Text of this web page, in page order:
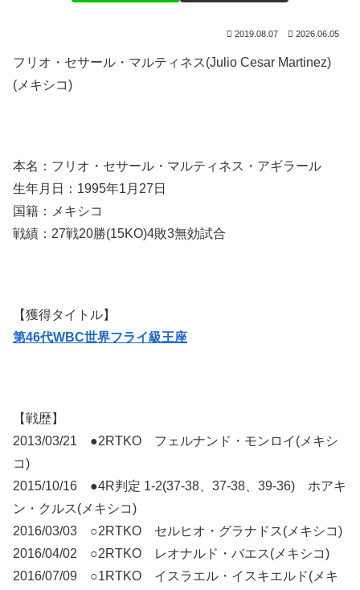
2019.08.07 2026.06.05
フリオ・セサール・マルティネス(Julio Cesar Martinez)
(メキシコ)
本名：フリオ・セサール・マルティネス・アギラール
生年月日：1995年1月27日
国籍：メキシコ
戦績：27戦20勝(15KO)4敗3無効試合
【獲得タイトル】
第46代WBC世界フライ級王座
【戦歴】
2013/03/21 ●2RTKO フェルナンド・モンロイ(メキシ
コ)
2015/10/16 ●4R判定 1-2(37-38、37-38、39-36) ホアキ
ン・クルス(メキシコ)
2016/03/03 ○2RTKO セルヒオ・グラナドス(メキシコ)
2016/04/02 ○2RTKO レオナルド・バエス(メキシコ)
2016/07/09 ○1RTKO イスラエル・イスキエルド(メキ